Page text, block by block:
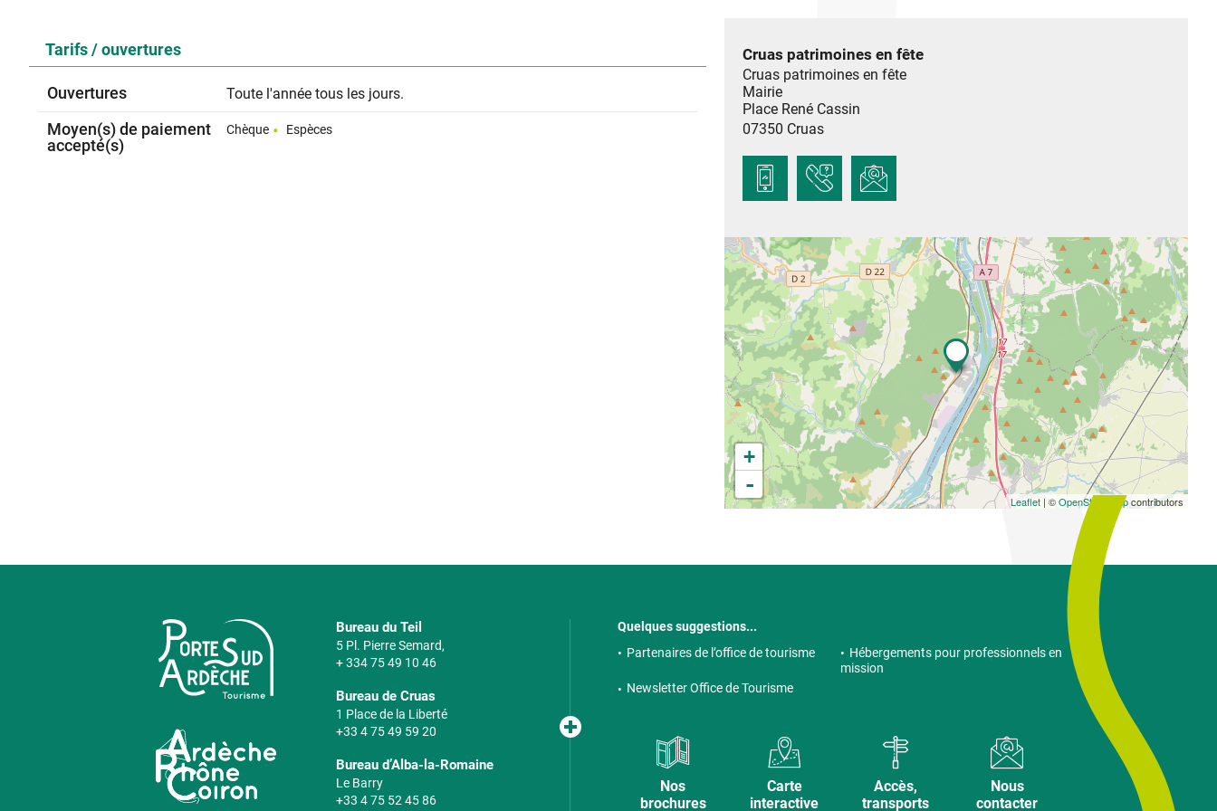
Tarifs / ouvertures
Ouvertures Toute l'année tous les jours.
Moyen(s) de paiement
accepté(s)
Chèque Espèces
Cruas patrimoines en fête
Cruas patrimoines en fête
Mairie
Place René Cassin
07350 Cruas
+
-
Leaflet | ©OpenStreetMapcontributors
Bureau du Teil
5 Pl. Pierre Semard,
+ 334 75 49 10 46
Bureau de Cruas
1 Place de la Liberté
+33 4 75 49 59 20
Bureau d’Alba-la-Romaine
Le Barry
+33 4 75 52 45 86
Quelques suggestions...
Partenaires de l’office de tourisme
Hébergements pour professionnels en
mission
Newsletter Office de Tourisme
Nos
brochures
Carte
interactive
Accès,
transports
Nous
contacter